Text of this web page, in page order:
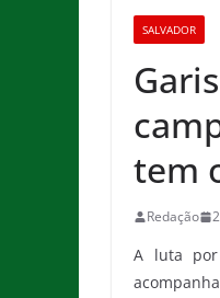
SALVADOR
tem
Redação
A luta por